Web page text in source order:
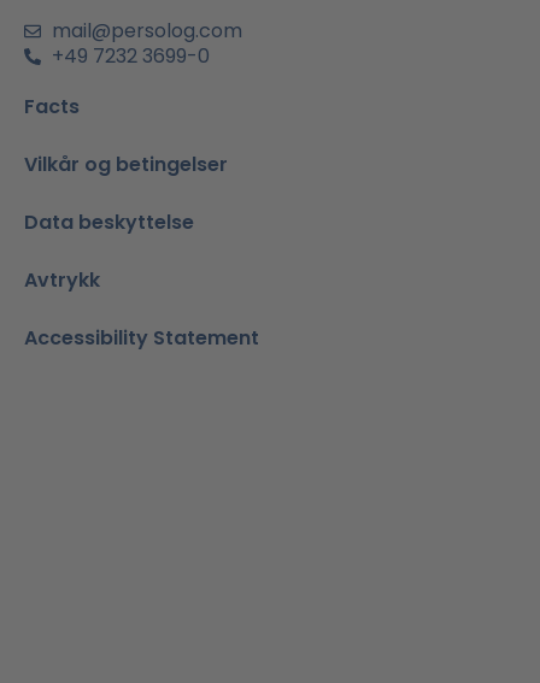
mail@persolog.com
+49 7232 3699-0
Facts
Vilkår og betingelser
Data beskyttelse
Avtrykk
Accessibility Statement